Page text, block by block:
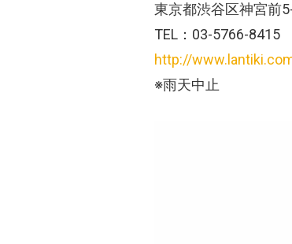
東京都渋谷区神宮前
TEL：03-5766-8415
http://
※雨天中止